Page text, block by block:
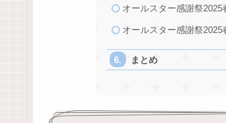
オールスター感謝祭2025
オールスター感謝祭2025
まとめ